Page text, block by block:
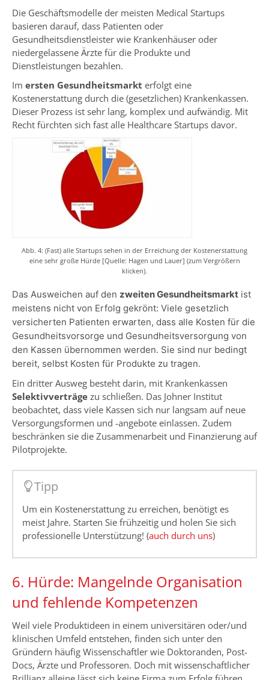
Die Geschäftsmodelle der meisten Medical Startups
basieren darauf, dass Patienten oder
Gesundheitsdienstleister wie Krankenhäuser oder
niedergelassene Ärzte für die Produkte und
Dienstleistungen bezahlen.
Im ersten Gesundheitsmarkt erfolgt eine
Kostenerstattung durch die (gesetzlichen) Krankenkassen.
Dieser Prozess ist sehr lang, komplex und aufwändig. Mit
Recht fürchten sich fast alle Healthcare Startups davor.
Abb. 4: (Fast) alle Startups sehen in der Erreichung der Kostenerstattung
eine sehr große Hürde [Quelle: Hagen und Lauer] (zum Vergrößern
klicken).
Das Ausweichen auf den zweiten Gesundheitsmarkt ist
meistens nicht von Erfolg gekrönt: Viele gesetzlich
versicherten Patienten erwarten, dass alle Kosten für die
Gesundheitsvorsorge und Gesundheitsversorgung von
den Kassen übernommen werden. Sie sind nur bedingt
bereit, selbst Kosten für Produkte zu tragen.
Ein dritter Ausweg besteht darin, mit Krankenkassen
Selektivverträge zu schließen. Das Johner Institut
beobachtet, dass viele Kassen sich nur langsam auf neue
Versorgungsformen und -angebote einlassen. Zudem
beschränken sie die Zusammenarbeit und Finanzierung auf
Pilotprojekte.
Tipp
Um ein Kostenerstattung zu erreichen, benötigt es
meist Jahre. Starten Sie frühzeitig und holen Sie sich
professionelle Unterstützung! (auch durch uns)
6. Hürde: Mangelnde Organisation
und fehlende Kompetenzen
Weil viele Produktideen in einem universitären oder/und
klinischen Umfeld entstehen, finden sich unter den
Gründern häufig Wissenschaftler wie Doktoranden, Post-
Docs, Ärzte und Professoren. Doch mit wissenschaftlicher